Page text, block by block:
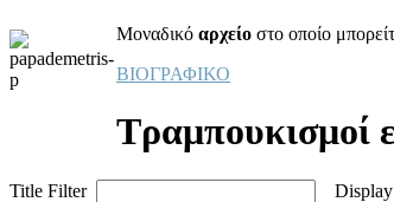
Μοναδικό αρχείο στο οποίο
ΒΙΟΓΡΑΦΙΚΟ
Τραμπoυκισμoί
Title Filter
Display